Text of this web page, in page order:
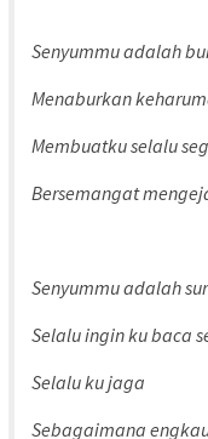
Senyummu adalah
Menaburkan
Membuatku selalu
Bersemangat
Senyummu adalah
Selalu ingin ku baca
Selalu ku jaga
Sebagaimana